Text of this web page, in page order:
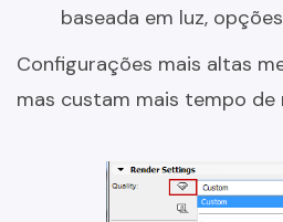
baseada em luz,
Configurações mais altas
mas custam mais tempo de